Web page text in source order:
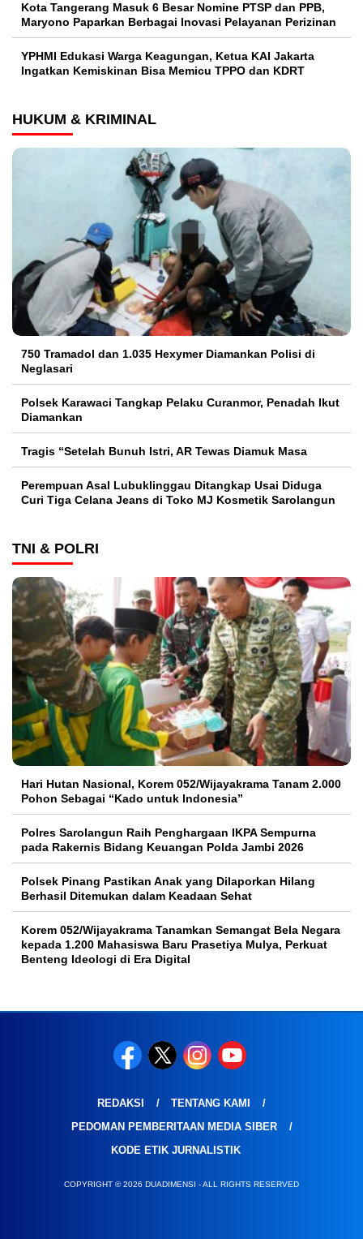
Kota Tangerang Masuk 6 Besar Nomine PTSP dan PPB,
Maryono Paparkan Berbagai Inovasi Pelayanan Perizinan
YPHMI Edukasi Warga Keagungan, Ketua KAI Jakarta
Ingatkan Kemiskinan Bisa Memicu TPPO dan KDRT
HUKUM & KRIMINAL
750 Tramadol dan 1.035 Hexymer Diamankan Polisi di
Neglasari
Polsek Karawaci Tangkap Pelaku Curanmor, Penadah Ikut
Diamankan
Tragis “Setelah Bunuh Istri, AR Tewas Diamuk Masa
Perempuan Asal Lubuklinggau Ditangkap Usai Diduga
Curi Tiga Celana Jeans di Toko MJ Kosmetik Sarolangun
TNI & POLRI
Hari Hutan Nasional, Korem 052/Wijayakrama Tanam 2.000
Pohon Sebagai “Kado untuk Indonesia”
Polres Sarolangun Raih Penghargaan IKPA Sempurna
pada Rakernis Bidang Keuangan Polda Jambi 2026
Polsek Pinang Pastikan Anak yang Dilaporkan Hilang
Berhasil Ditemukan dalam Keadaan Sehat
Korem 052/Wijayakrama Tanamkan Semangat Bela Negara
kepada 1.200 Mahasiswa Baru Prasetiya Mulya, Perkuat
Benteng Ideologi di Era Digital
REDAKSI
TENTANG KAMI
PEDOMAN PEMBERITAAN MEDIA SIBER
KODE ETIK JURNALISTIK
COPYRIGHT © 2026 DUADIMENSI - ALL RIGHTS RESERVED